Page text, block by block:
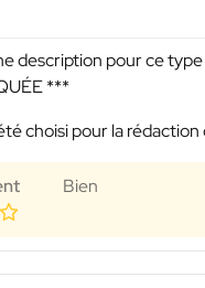
description pour ce
***
choisi pour la
Bien